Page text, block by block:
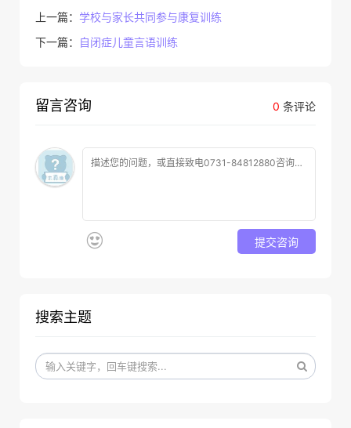
上一篇： 学校与家长共同参与康复训练
下一篇：
自闭症儿童言语训练
0 条评论
留言咨询
提交咨询
搜索主题